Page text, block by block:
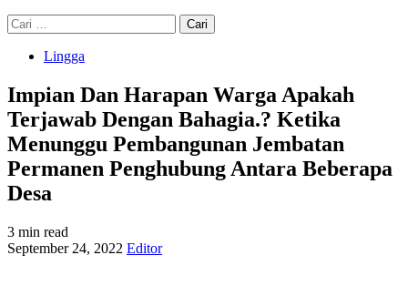
Cari
untuk:
Lingga
Impian Dan Harapan Warga Apakah
Terjawab Dengan Bahagia.? Ketika
Menunggu Pembangunan Jembatan
Permanen Penghubung Antara Beberapa
Desa
3 min read
September 24, 2022 Editor